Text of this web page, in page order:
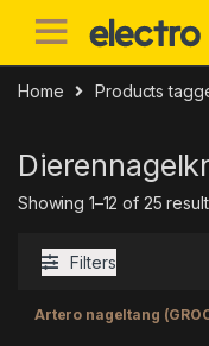
Home Products
Showing 1–12 of 25
Filters
Artero nageltang